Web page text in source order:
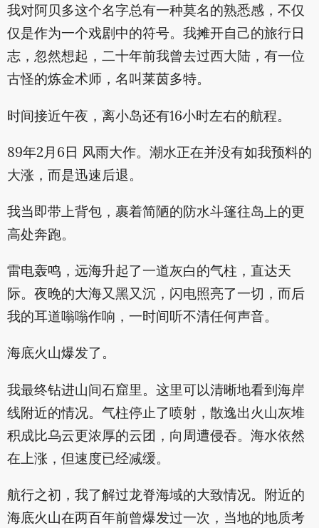
我对阿贝多这个名字总有一种莫名的熟悉感，不仅
仅是作为一个戏剧中的符号。我摊开自己的旅行日
志，忽然想起，二十年前我曾去过西大陆，有一位
古怪的炼金术师，名叫莱茵多特。
时间接近午夜，离小岛还有16小时左右的航程。
89年2月6日 风雨大作。潮水正在并没有如我预料的
大涨，而是迅速后退。
我当即带上背包，裹着简陋的防水斗篷往岛上的更
高处奔跑。
雷电轰鸣，远海升起了一道灰白的气柱，直达天
际。夜晚的大海又黑又沉，闪电照亮了一切，而后
我的耳道嗡嗡作响，一时间听不清任何声音。
海底火山爆发了。
我最终钻进山间石窟里。这里可以清晰地看到海岸
线附近的情况。气柱停止了喷射，散逸出火山灰堆
积成比乌云更浓厚的云团，向周遭侵吞。海水依然
在上涨，但速度已经减缓。
航行之初，我了解过龙脊海域的大致情况。附近的
海底火山在两百年前曾爆发过一次，当地的地质考